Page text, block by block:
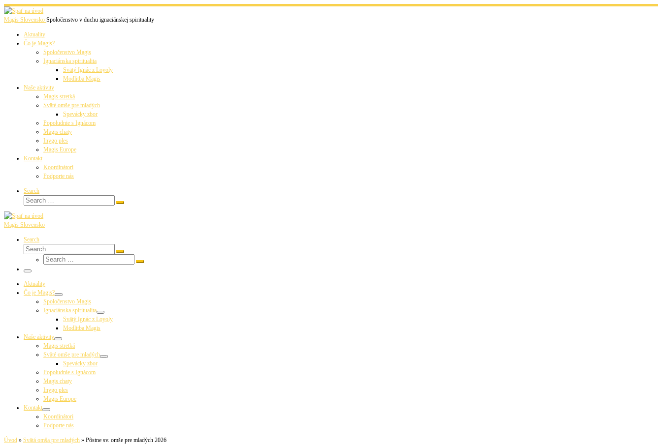
Skip
to
Magis Slovensko Spoločenstvo v duchu ignaciánskej spirituality
Aktuality
Čo je Magis?
Spoločenstvo Magis
Ignaciánska spiritualita
Svätý Ignác z Loyoly
Modlitba Magis
Naše aktivity
Magis stretká
Sväté omše pre mladých
Spevácky zbor
Popoludnie s Ignácom
Magis chaty
Inygo ples
Magis Europe
Kontakt
Koordinátori
Podporte nás
Search
Search
Search
Magis Slovensko
Search
Search
Search
Search
Search
Menu
Aktuality
Čo je Magis?
Spoločenstvo Magis
Ignaciánska spiritualita
Svätý Ignác z Loyoly
Modlitba Magis
Naše aktivity
Magis stretká
Sväté omše pre mladých
Spevácky zbor
Popoludnie s Ignácom
Magis chaty
Inygo ples
Magis Europe
Kontakt
Koordinátori
Podporte nás
Úvod » Svätá omša pre mladých » Pôstne sv. omše pre mladých 2026